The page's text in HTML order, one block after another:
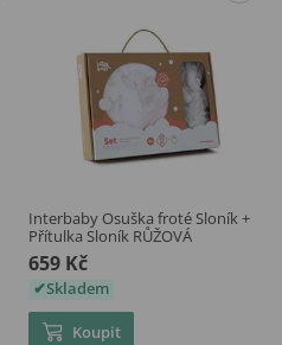
Interbaby Osuška froté Sloník +
Přítulka Sloník RŮŽOVÁ
659 Kč
Skladem
Koupit